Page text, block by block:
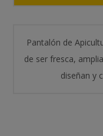
Pantalón de
de ser fresca,
diseñan y